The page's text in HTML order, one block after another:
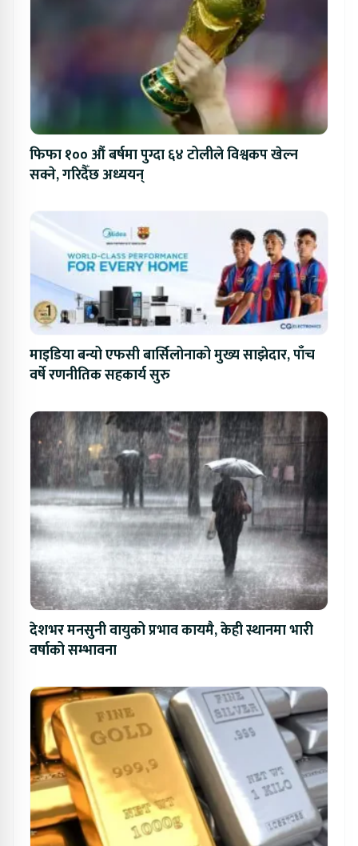
फिफा १०० औं बर्षमा पुग्दा ६४ टोलीले विश्वकप खेल्न
सक्ने, गरिदैँछ अध्ययन्
माइडिया बन्यो एफसी बार्सिलोनाको मुख्य साझेदार, पाँच
वर्षे रणनीतिक सहकार्य सुरु
देशभर मनसुनी वायुको प्रभाव कायमै, केही स्थानमा भारी
वर्षाको सम्भावना